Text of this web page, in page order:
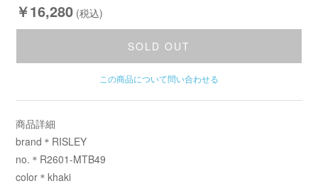
￥16,280 (税込)
SOLD OUT
この商品について問い合わせる
商品詳細
brand＊RISLEY
no.＊R2601-MTB49
color＊khaki